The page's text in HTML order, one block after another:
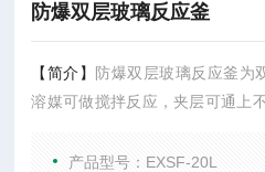
防爆双层玻璃反应釜
【简介】 防爆双层玻璃反应釜为
溶媒可做搅拌反应，夹层可通上
璃反应器内，可根据使用要求在
产品型号：EXSF-20L